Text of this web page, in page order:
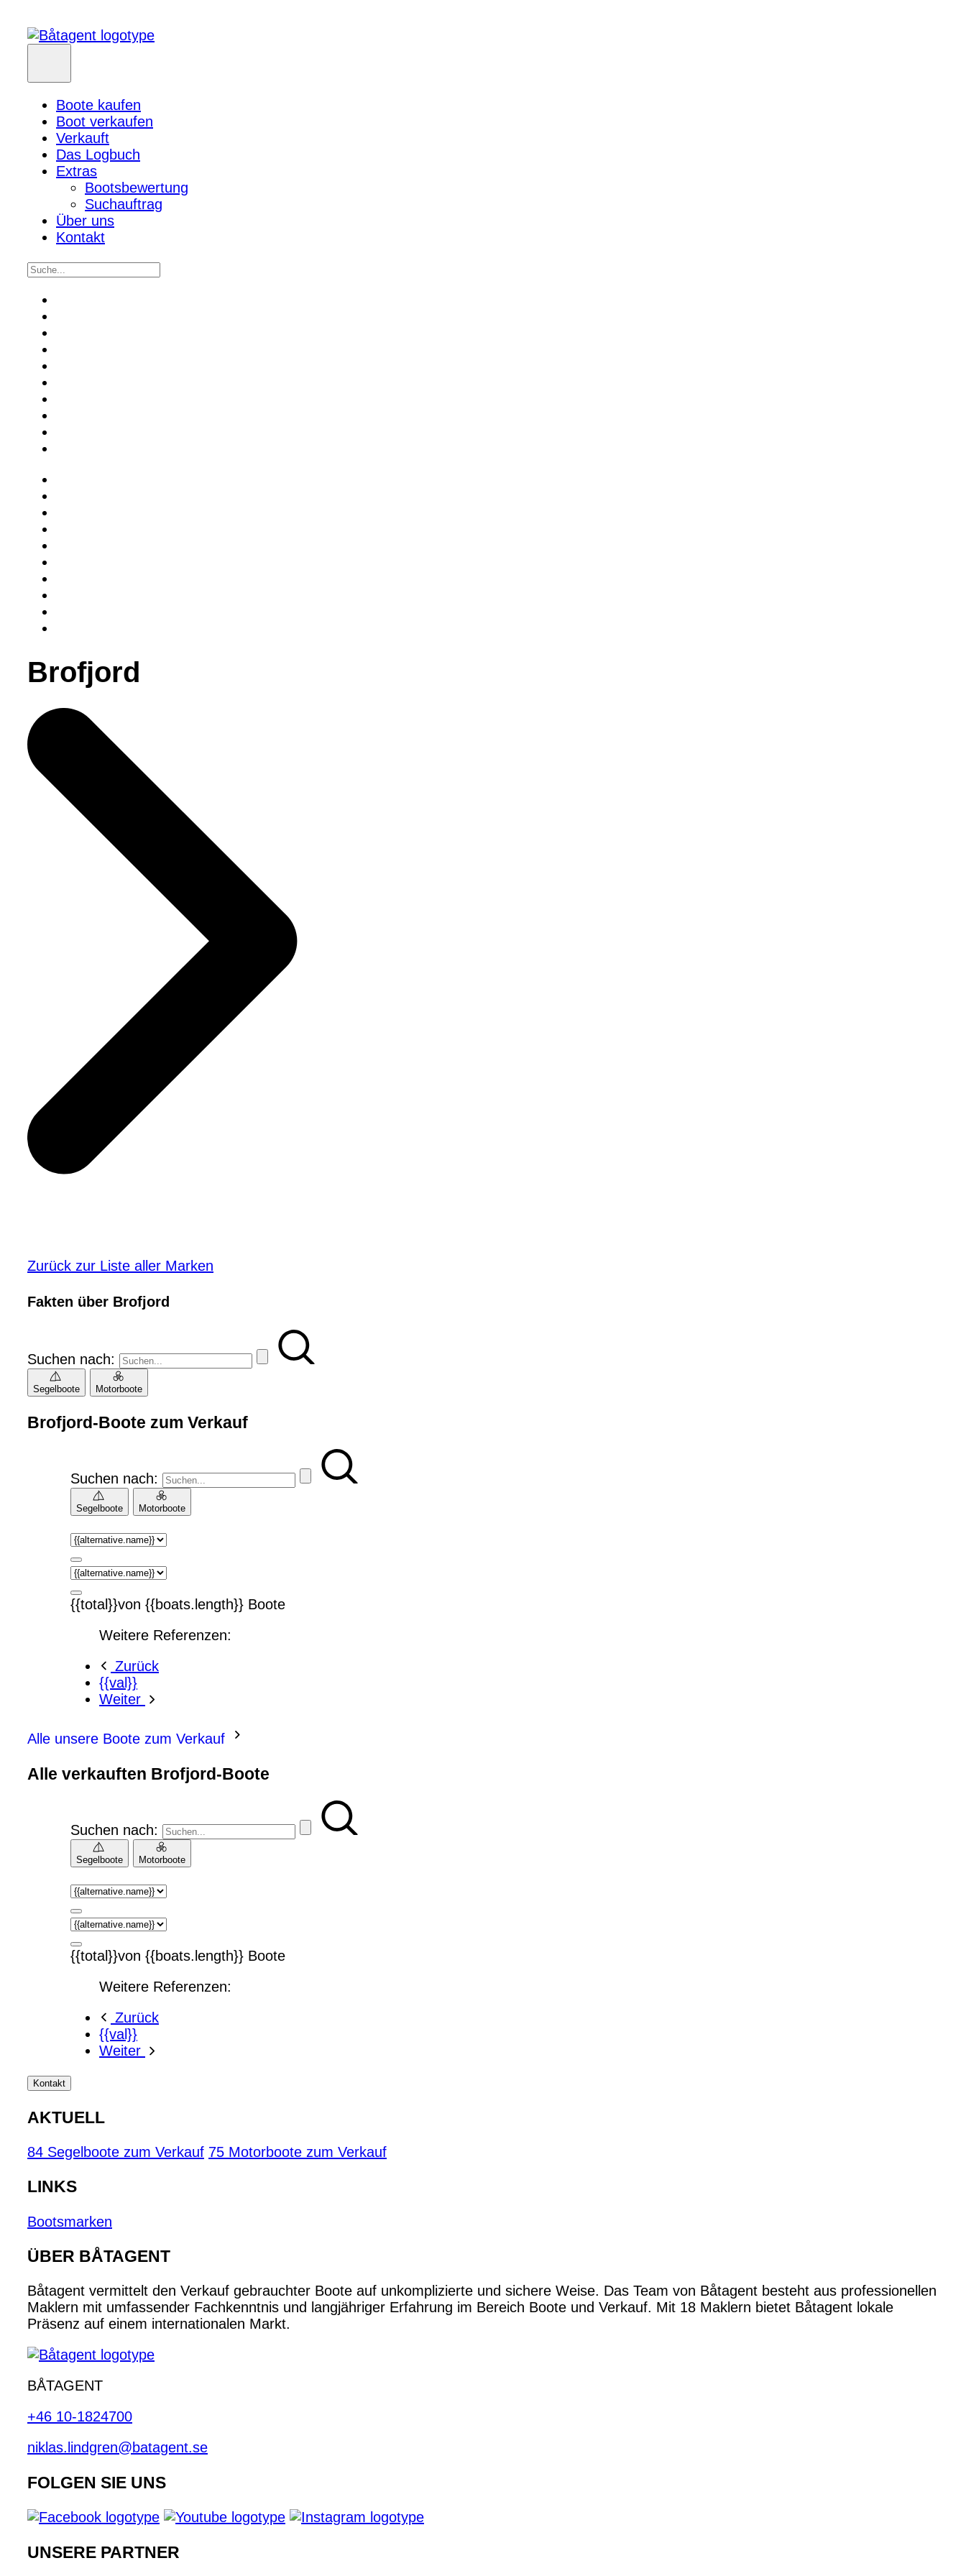
Boote kaufen
Boot verkaufen
Verkauft
Das Logbuch
Extras
Bootsbewertung
Suchauftrag
Über uns
Kontakt
Brofjord
Zurück zur Liste aller Marken
Fakten über Brofjord
Suchen nach:
Segelboote Motorboote
Brofjord-Boote zum Verkauf
Suchen nach:
Segelboote Motorboote
{{total}}von {{boats.length}} Boote
Weitere Referenzen:
Zurück
{{val}}
Weiter
Alle unsere Boote zum Verkauf
Alle verkauften Brofjord-Boote
Suchen nach:
Segelboote Motorboote
{{total}}von {{boats.length}} Boote
Weitere Referenzen:
Zurück
{{val}}
Weiter
Kontakt
AKTUELL
84 Segelboote zum Verkauf 75 Motorboote zum Verkauf
LINKS
Bootsmarken
ÜBER BÅTAGENT
Båtagent vermittelt den Verkauf gebrauchter Boote auf unkomplizierte und sichere Weise. Das Team von Båtagent besteht aus professionellen
Maklern mit umfassender Fachkenntnis und langjähriger Erfahrung im Bereich Boote und Verkauf. Mit 18 Maklern bietet Båtagent lokale
Präsenz auf einem internationalen Markt.
BÅTAGENT
+46 10-1824700
niklas.lindgren@batagent.se
FOLGEN SIE UNS
UNSERE PARTNER